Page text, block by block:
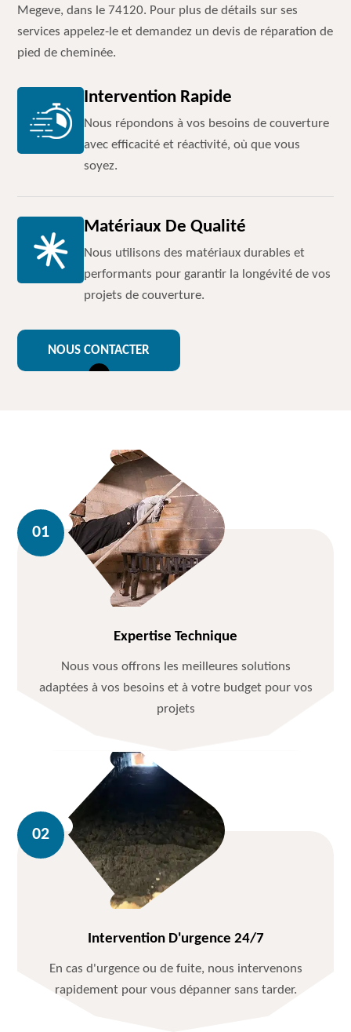
Megeve, dans le 74120. Pour plus de détails sur ses
services appelez-le et demandez un devis de réparation de
pied de cheminée.
Intervention Rapide
Nous répondons à vos besoins de couverture
avec efficacité et réactivité, où que vous
soyez.
Matériaux De Qualité
Nous utilisons des matériaux durables et
performants pour garantir la longévité de vos
projets de couverture.
NOUS CONTACTER
Expertise Technique
Nous vous offrons les meilleures solutions
adaptées à vos besoins et à votre budget pour vos
projets
Intervention D'urgence 24/7
En cas d'urgence ou de fuite, nous intervenons
rapidement pour vous dépanner sans tarder.